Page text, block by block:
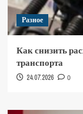
Разное
Как снизить
транспорта
24.07.2026 0